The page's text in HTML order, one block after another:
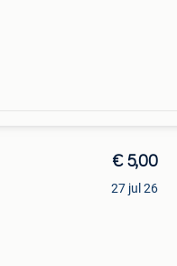
€ 5,00
27 jul 26